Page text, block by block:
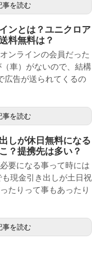
事を読む
ンとは？ユニクロア
料無料は？
ンラインの会員だった
車）がないので、結構
広告が送られてくるの
事を読む
しが休日無料になる
？提携先は多い？
要になる事って時には
現金引き出しが土日祝
たりって事もあったり
事を読む